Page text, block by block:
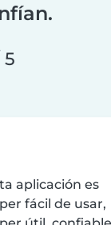
5
aplicación es
fácil de usar,